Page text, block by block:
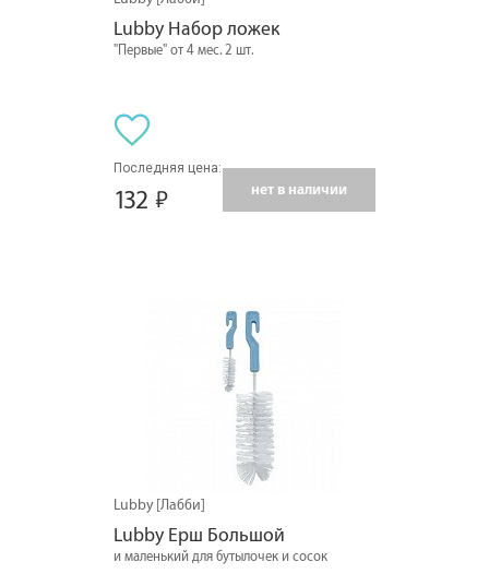
Lubby Набор ложек
"Первые" от 4 мес. 2 шт.
Последняя цена:
132 нет в наличии
Lubby [Лабби]
Lubby Ерш Большой
и маленький для бутылочек и сосок